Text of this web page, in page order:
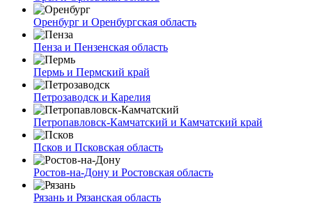
Оренбург и Оренбургская область
Пенза и Пензенская область
Пермь и Пермский край
Петрозаводск и Карелия
Петропавловск-Камчатский и Камчатский край
Псков и Псковская область
Ростов-на-Дону и Ростовская область
Рязань и Рязанская область